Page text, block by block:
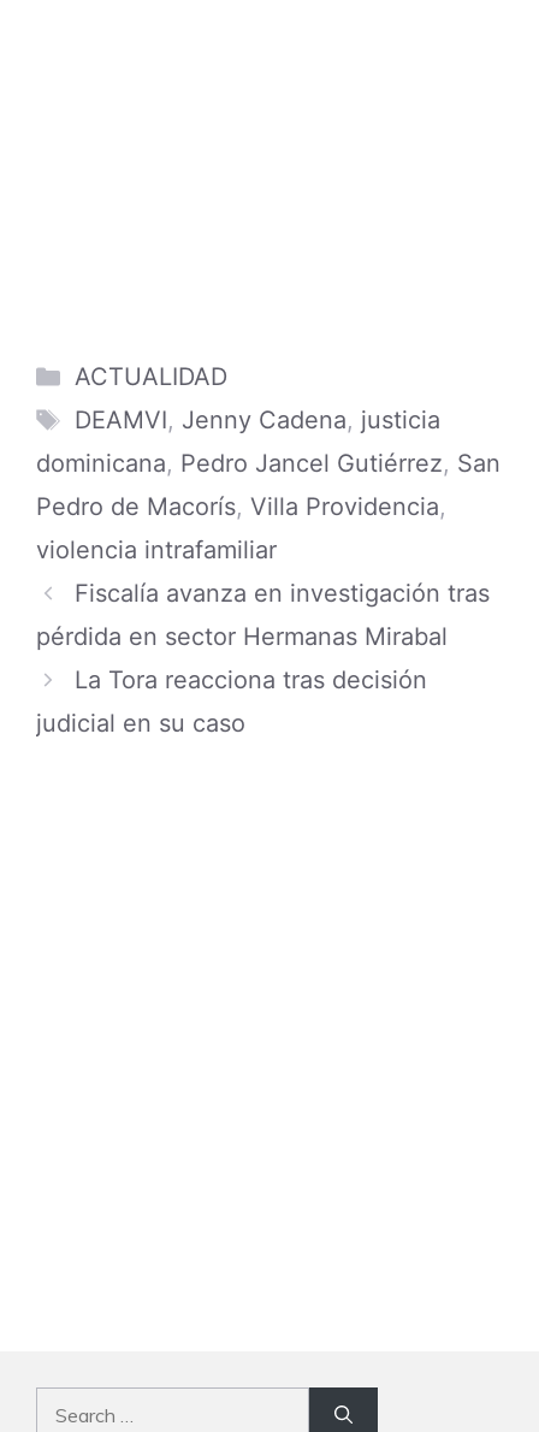
Categories
ACTUALIDAD
Tags
DEAMVI, Jenny Cadena, justicia
dominicana, Pedro Jancel Gutiérrez, San
Pedro de Macorís, Villa Providencia,
violencia intrafamiliar
Fiscalía avanza en investigación tras
pérdida en sector Hermanas Mirabal
La Tora reacciona tras decisión
judicial en su caso
Search